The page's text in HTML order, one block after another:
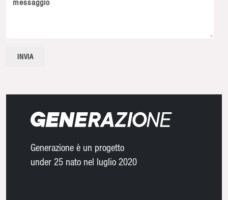
messaggio
Generazione è un progetto
under 25 nato nel luglio 2020